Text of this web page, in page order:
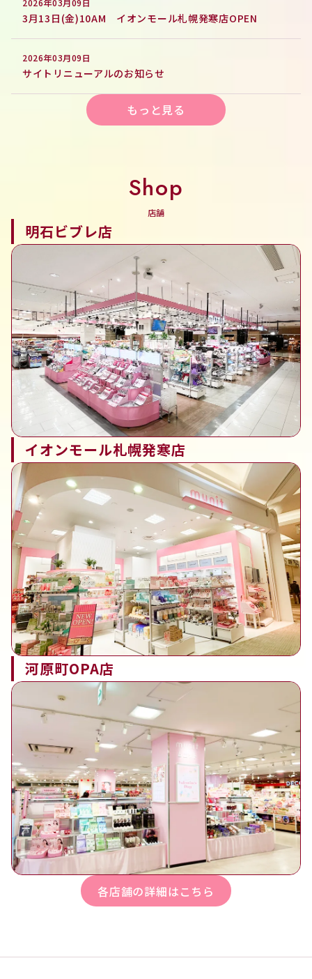
3月13日(金)10AM イオンモール札幌発寒店OPEN
サイトリニューアルのお知らせ
2026年03月09日
もっと見る
Shop
店舗
明石ビブレ店
イオンモール札幌発寒店
河原町OPA店
各店舗の詳細はこちら